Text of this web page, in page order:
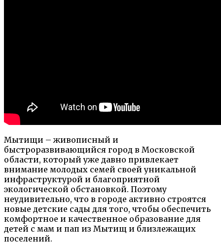
Мытищи – живописный и
быстроразвивающийся город в Московской
области, который уже давно привлекает
внимание молодых семей своей уникальной
инфраструктурой и благоприятной
экологической обстановкой. Поэтому
неудивительно, что в городе активно строятся
новые детские сады для того, чтобы обеспечить
комфортное и качественное образование для
детей с мам и пап из Мытищ и близлежащих
поселений.